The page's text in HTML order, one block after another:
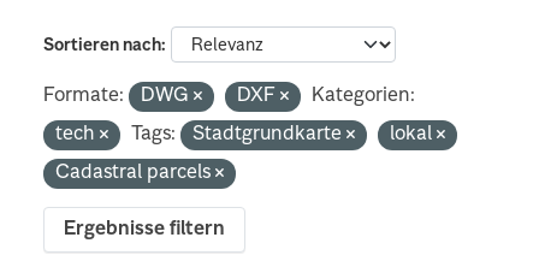
Sortieren nach
Formate: DWG DXF
Kategorien:
tech
Tags: Stadtgrundkarte
lokal
Cadastral parcels
Ergebnisse filtern